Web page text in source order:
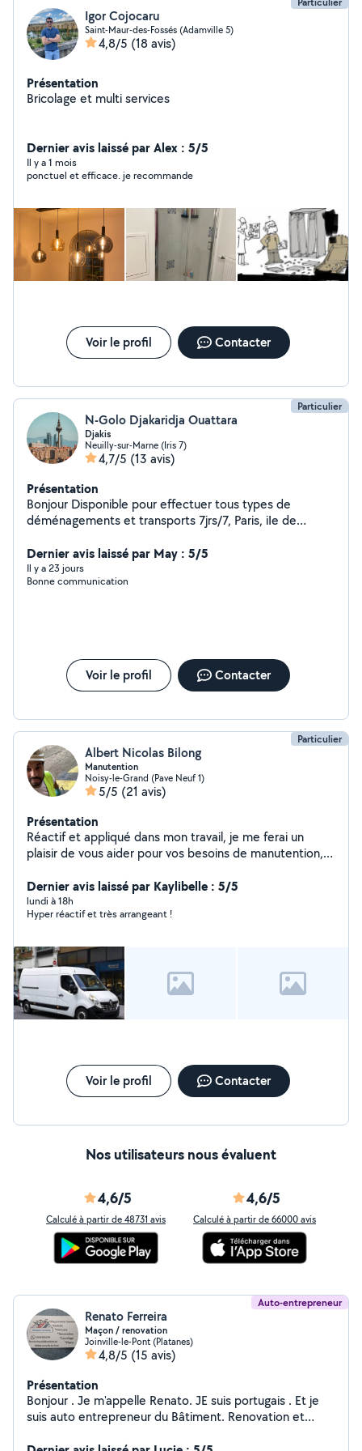
Igor Cojocaru
Saint-Maur-des-Fossés (Adamville 5)
4,8/5 (18 avis)
Présentation
Bricolage et multi services
Dernier avis laissé par Alex : 5/5
Il y a 1 mois
ponctuel et efficace. je recommande
Voir le profil Contacter
Particulier
N-Golo Djakaridja Ouattara
Djakis
Neuilly-sur-Marne (Iris 7)
4,7/5 (13 avis)
Présentation
Bonjour Disponible pour effectuer tous types de
déménagements et transports 7jrs/7, Paris, iIe de
meubles, cartons, effets personnels, Électroménagers
Déménagement des appartements, studios, maisons et
débarras des caves pour les encombrants Aide au
Dernier avis laissé par May : 5/5
Il y a 23 jours
Bonne communication
Voir le profil Contacter
Particulier
Albert Nicolas Bilong
Manutention
Noisy-le-Grand (Pave Neuf 1)
5/5 (21 avis)
Présentation
Réactif et appliqué dans mon travail, je me ferai un
plaisir de vous aider pour vos besoins de manutention,
Dernier avis laissé par Kaylibelle : 5/5
lundi à 18h
Hyper réactif et très arrangeant !
Voir le profil Contacter
Nos utilisateurs nous évaluent
4,6/5
Calculé à partir de 48731 avis
4,6/5
Calculé à partir de 66000 avis
Auto-entrepreneur
Renato Ferreira
Maçon / renovation
Joinville-le-Pont (Platanes)
4,8/5 (15 avis)
Présentation
Bonjour . Je m'appelle Renato. JE suis portugais . Et je
suis auto entrepreneur du Bâtiment. Renovation et